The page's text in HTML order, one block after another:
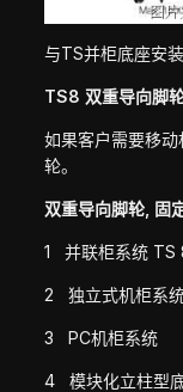
与TS并柜底座安
TS8 双重导向脚
如果客户需要移
轮。
双重导向脚轮,
1 并联柜系统 TS
2 独立式机柜系
3 PC机柜系统
4 模块化立柱型